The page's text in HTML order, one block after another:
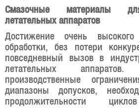
Смазочные материалы
летательных аппаратов
Достижение очень
обработки, без потери
повседневный вызов в
летательных аппаратов.
производственные
диапазоны допусков,
продолжительности